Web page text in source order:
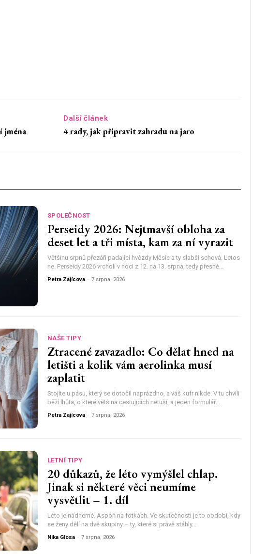
jména
Další článek
4 rady, jak připravit zahradu na jaro
SPOLEČNOST
Perseidy 2026: Nejtmavší obloha za
deset let a tři místa, kam za ní vyrazit
Většinu srpnů přezáří padající hvězdy Měsíc a ty slabší schová. Letos
ne. Perseidy 2026 vrcholí v noci z 12. na 13. srpna, tedy přesně...
Petra Zajícova - 7 srpna, 2026
NAŠE TIPY
Ztracené zavazadlo: Co dělat hned na
letišti a kolik vám aerolinka musí
zaplatit
Stojíte u pásu, který se dotočil naprázdno, a váš kufr nikde. V tu chvíli
běží lhůta, o které většina cestujících netuší, a jeden formulář...
Petra Zajícova - 7 srpna, 2026
LETNÍ TIPY
20 důkazů, že léto vymýšlel chlap.
Jinak si některé věci neumíme
vysvětlit – 1. díl
Léto je nádherné. Aspoň na fotkách. Ve skutečnosti je to období, kdy
se ženy dělí na dvě skupiny – ty, které si právě stáhly...
Nika Glosa - 7 srpna, 2026